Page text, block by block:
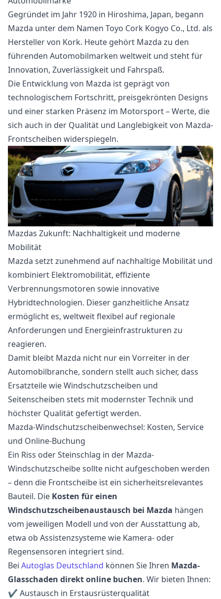
Gegründet im Jahr 1920 in Hiroshima, Japan, begann
Mazda unter dem Namen Toyo Cork Kogyo Co., Ltd. als
Hersteller von Kork. Heute gehört Mazda zu den
führenden Automobilmarken weltweit und steht für
Innovation, Zuverlässigkeit und Fahrspaß.
Die Entwicklung von Mazda ist geprägt von
technologischem Fortschritt, preisgekrönten Designs
und einer starken Präsenz im Motorsport – Werte, die
sich auch in der Qualität und Langlebigkeit von Mazda-
Frontscheiben widerspiegeln.
Mazdas Zukunft: Nachhaltigkeit und moderne
Mobilität
Mazda setzt zunehmend auf nachhaltige Mobilität und
kombiniert Elektromobilität, effiziente
Verbrennungsmotoren sowie innovative
Hybridtechnologien. Dieser ganzheitliche Ansatz
ermöglicht es, weltweit flexibel auf regionale
Anforderungen und Energieinfrastrukturen zu
reagieren.
Damit bleibt Mazda nicht nur ein Vorreiter in der
Automobilbranche, sondern stellt auch sicher, dass
Ersatzteile wie Windschutzscheiben und
Seitenscheiben stets mit modernster Technik und
höchster Qualität gefertigt werden.
Mazda-Windschutzscheibenwechsel: Kosten, Service
und Online-Buchung
Ein Riss oder Steinschlag in der Mazda-
Windschutzscheibe sollte nicht aufgeschoben werden
– denn die Frontscheibe ist ein sicherheitsrelevantes
Bauteil. Die Kosten für einen
Windschutzscheibenaustausch bei Mazda hängen
vom jeweiligen Modell und von der Ausstattung ab,
etwa ob Assistenzsysteme wie Kamera- oder
Regensensoren integriert sind.
Bei Autoglas Deutschland können Sie Ihren Mazda-
Glasschaden direkt online buchen. Wir bieten Ihnen:
✔ Austausch in Erstausrüsterqualität